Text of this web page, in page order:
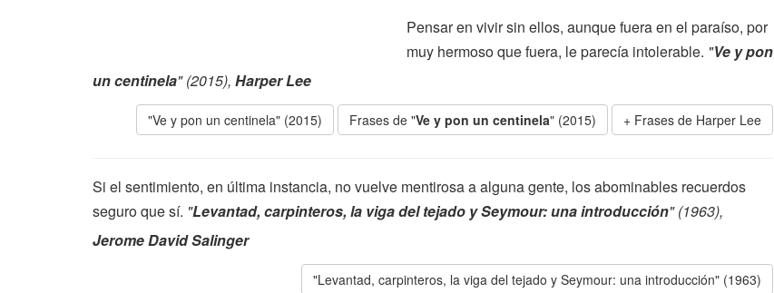
Pensar en vivir sin ellos, aunque fuera en el paraíso, por
muy hermoso que fuera, le parecía intolerable. "Ve y pon
un centinela" (2015), Harper Lee
"Ve y pon un centinela" (2015) Frases de "Ve y pon un centinela" (2015) Frases de Harper Lee
Si el sentimiento, en última instancia, no vuelve mentirosa a alguna gente, los abominables recuerdos
seguro que sí. "Levantad, carpinteros, la viga del tejado y Seymour: una introducción" (1963),
Jerome David Salinger
"Levantad, carpinteros, la viga del tejado y Seymour: una introducción" (1963)